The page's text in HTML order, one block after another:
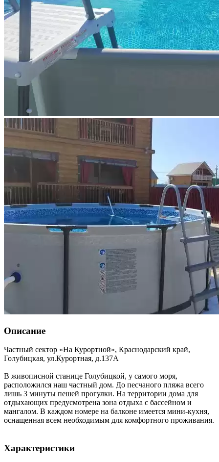
Описание
Частный сектор «На Курортной», Краснодарский край,
Голубицкая, ул.Курортная, д.137А
В живописной станице Голубицкой, у самого моря,
расположился наш частный дом. До песчаного пляжа всего
лишь 3 минуты пешей прогулки. На территории дома для
отдыхающих предусмотрена зона отдыха с бассейном и
мангалом. В каждом номере на балконе имеется мини-кухня,
оснащенная всем необходимым для комфортного проживания.
Характеристики